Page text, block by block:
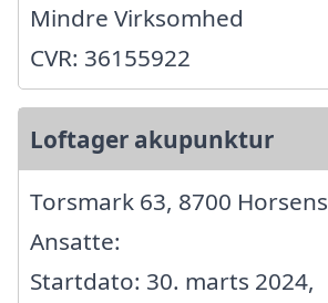
Mindre Virksomhed
CVR: 36155922
Loftager akupunktur
Torsmark 63, 8700 Horsens
Ansatte:
Startdato: 30. marts 2024,